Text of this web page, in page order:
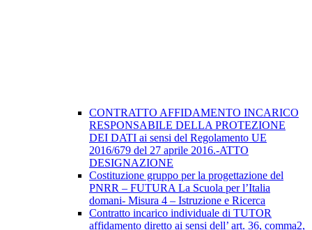
CONTRATTO AFFIDAMENTO INCARICO
RESPONSABILE DELLA PROTEZIONE
DEI DATI ai sensi del Regolamento UE
2016/679 del 27 aprile 2016.-ATTO
DESIGNAZIONE
Costituzione gruppo per la progettazione del
PNRR – FUTURA La Scuola per l’Italia
domani- Misura 4 – Istruzione e Ricerca
Contratto incarico individuale di TUTOR
affidamento diretto ai sensi dell’ art. 36, comma2,